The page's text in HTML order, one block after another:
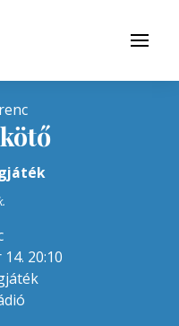
Menü
20:10